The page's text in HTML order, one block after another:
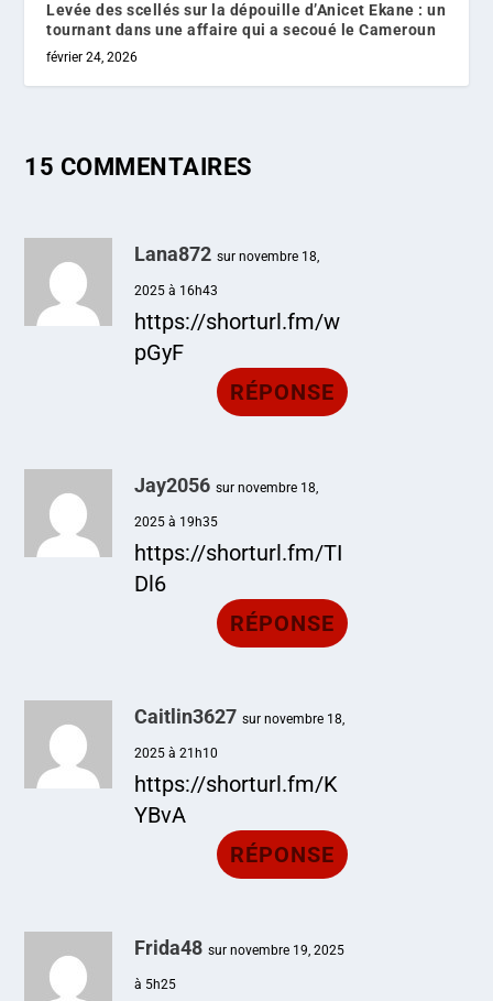
Levée des scellés sur la dépouille d’Anicet Ekane : un
tournant dans une affaire qui a secoué le Cameroun
février 24, 2026
15 COMMENTAIRES
Lana872 sur novembre 18,
2025 à 16h43
https://shorturl.fm/w
pGyF
RÉPONSE
Jay2056 sur novembre 18,
2025 à 19h35
https://shorturl.fm/TI
Dl6
RÉPONSE
Caitlin3627 sur novembre 18,
2025 à 21h10
https://shorturl.fm/K
YBvA
RÉPONSE
Frida48 sur novembre 19, 2025
à 5h25